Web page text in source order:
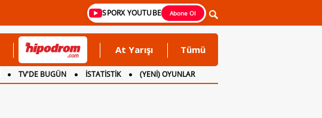
SPORX YOUTUBE Abone Ol
At Yarışı Tümü
TV'DE BUGÜN İSTATİSTİK
(YENİ) OYUNLAR